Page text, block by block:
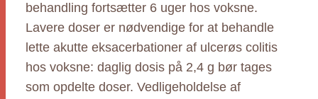
behandling fortsætter 6 uger hos voksne.
Lavere doser er nødvendige for at behandle
lette akutte eksacerbationer af ulcerøs colitis
hos voksne: daglig dosis på 2,4 g bør tages
som opdelte doser. Vedligeholdelse af